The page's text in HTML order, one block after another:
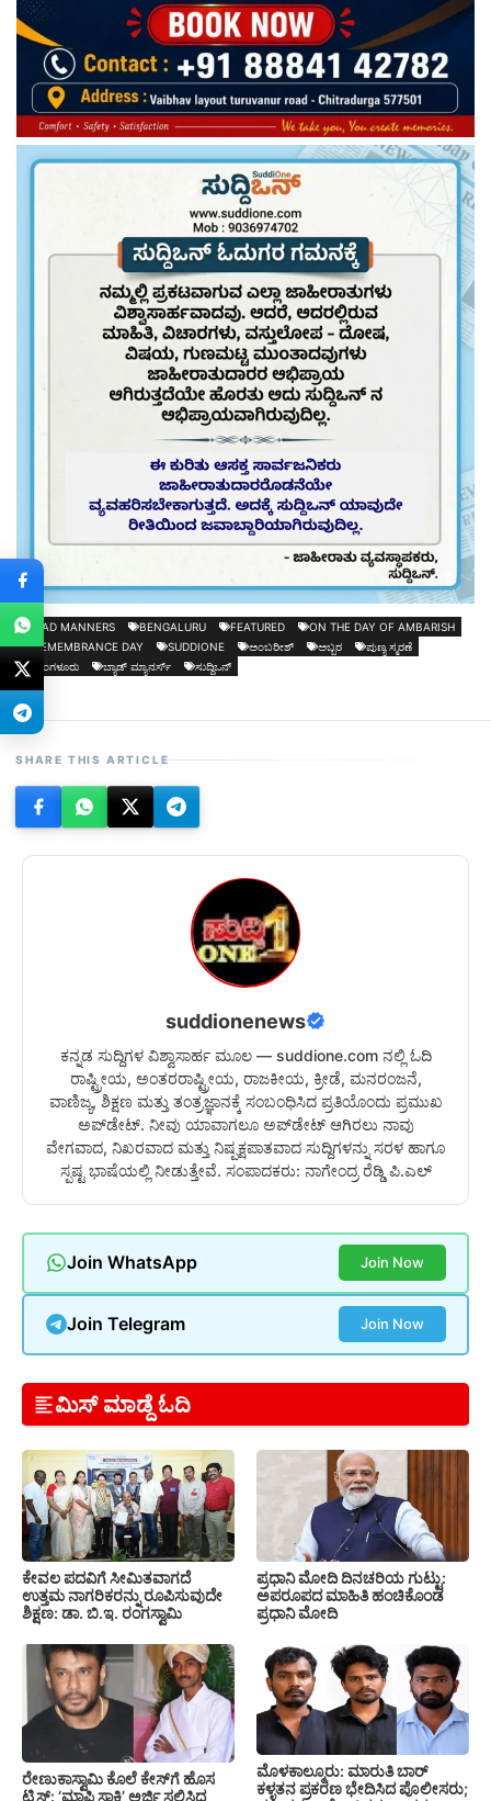
BAD MANNERS BENGALURU FEATURED
ON THE DAY OF AMBARISH
REMEMBRANCE DAY
SUDDIONE ಅಂಬರೀಶ್ ಅಬ್ಬರ
ಪುಣ್ಯ ಸ್ಮರಣೆ
ಬೆಂಗಳೂರು
ಬ್ಯಾಡ್ ಮ್ಯಾನರ್ಸ್ ಸುದ್ದಿಒನ್
SHARE THIS ARTICLE
suddionenews
ಕನ್ನಡ ಸುದ್ದಿಗಳ ವಿಶ್ವಾಸಾರ್ಹ ಮೂಲ — suddione.com ನಲ್ಲಿ ಓದಿ
ರಾಷ್ಟ್ರೀಯ, ಅಂತರರಾಷ್ಟ್ರೀಯ, ರಾಜಕೀಯ, ಕ್ರೀಡೆ, ಮನರಂಜನೆ,
ವಾಣಿಜ್ಯ, ಶಿಕ್ಷಣ ಮತ್ತು ತಂತ್ರಜ್ಞಾನಕ್ಕೆ ಸಂಬಂಧಿಸಿದ ಪ್ರತಿಯೊಂದು ಪ್ರಮುಖ
ಅಪ್‌ಡೇಟ್. ನೀವು ಯಾವಾಗಲೂ ಅಪ್‌ಡೇಟ್ ಆಗಿರಲು ನಾವು
ವೇಗವಾದ, ನಿಖರವಾದ ಮತ್ತು ನಿಷ್ಪಕ್ಷಪಾತವಾದ ಸುದ್ದಿಗಳನ್ನು ಸರಳ ಹಾಗೂ
ಸ್ಪಷ್ಟ ಭಾಷೆಯಲ್ಲಿ ನೀಡುತ್ತೇವೆ. ಸಂಪಾದಕರು: ನಾಗೇಂದ್ರ ರೆಡ್ಡಿ ಪಿ.ಎಲ್
Join WhatsApp Join Now
Join Telegram Join Now
ಮಿಸ್ ಮಾಡ್ದೆ ಓದಿ
ಕೇವಲ ಪದವಿಗೆ ಸೀಮಿತವಾಗದೆ
ಉತ್ತಮ ನಾಗರಿಕರನ್ನು ರೂಪಿಸುವುದೇ
ಶಿಕ್ಷಣ: ಡಾ. ಬಿ.ಇ. ರಂಗಸ್ವಾಮಿ
ಪ್ರಧಾನಿ ಮೋದಿ ದಿನಚರಿಯ ಗುಟ್ಟು:
ಅಪರೂಪದ ಮಾಹಿತಿ ಹಂಚಿಕೊಂಡ
ಪ್ರಧಾನಿ ಮೋದಿ
ರೇಣುಕಾಸ್ವಾಮಿ ಕೊಲೆ ಕೇಸ್‌ಗೆ ಹೊಸ
ಟ್ವಿಸ್ಟ್: ‘ಮಾಫಿ ಸಾಕ್ಷಿ’ ಅರ್ಜಿ ಸಲ್ಲಿಸಿದ
ಮೊಳಕಾಲ್ಮೂರು: ಮಾರುತಿ ಬಾರ್
ಕಳ್ಳತನ ಪ್ರಕರಣ ಭೇದಿಸಿದ ಪೊಲೀಸರು;